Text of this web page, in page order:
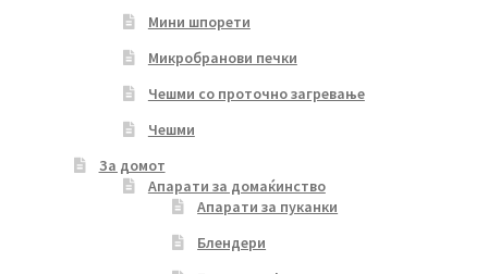
Мини шпорети
Микробранови печки
Чешми со проточно загревање
Чешми
За домот
Апарати за домаќинство
Апарати за пуканки
Блендери